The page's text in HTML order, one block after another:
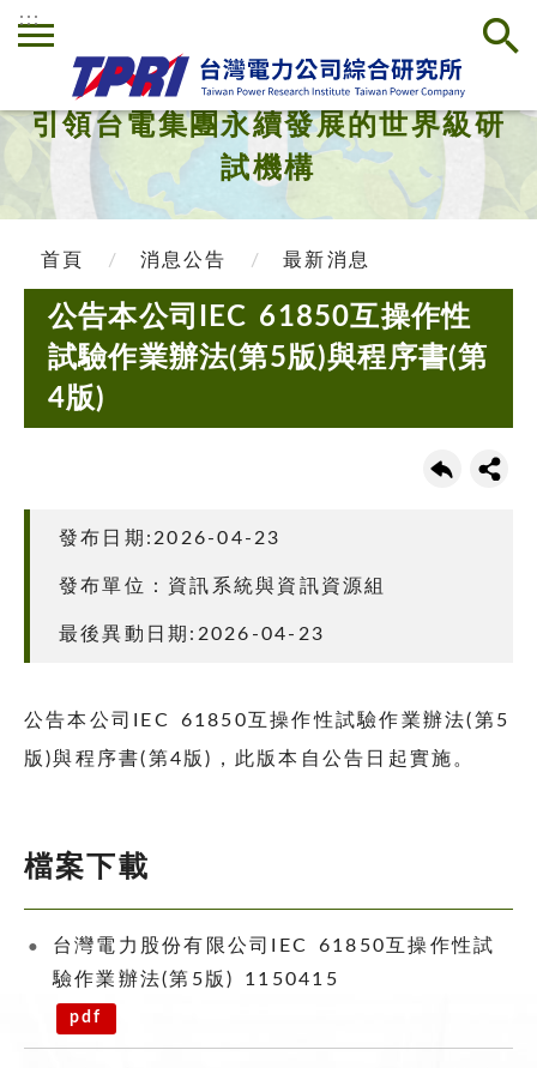
:::
引領台電集團永續發展的世界級研
試機構
首頁 消息公告 最新消息
公告本公司IEC 61850互操作性
試驗作業辦法(第5版)與程序書(第
4版)
發布日期:2026-04-23
發布單位：資訊系統與資訊資源組
最後異動日期:2026-04-23
公告本公司IEC 61850互操作性試驗作業辦法(第5
版)與程序書(第4版)，此版本自公告日起實施。
檔案下載
台灣電力股份有限公司IEC 61850互操作性試
驗作業辦法(第5版) 1150415
pdf